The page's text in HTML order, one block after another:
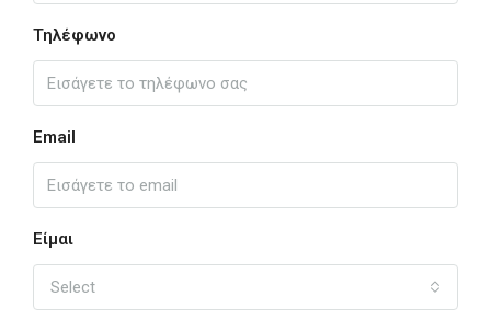
Τηλέφωνο
Email
Είμαι
Select